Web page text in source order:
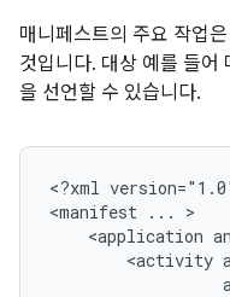
매니페스트의 주요 작업
것입니다. 대상 예를 들어
을 선언할 수 있습니다.
<?xml
<manifest ...
<application
<activity